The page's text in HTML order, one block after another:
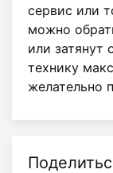
сервис или
можно
или затянут
технику
желательно